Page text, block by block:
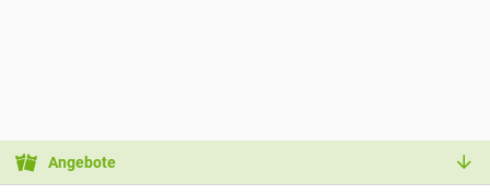
Angebote